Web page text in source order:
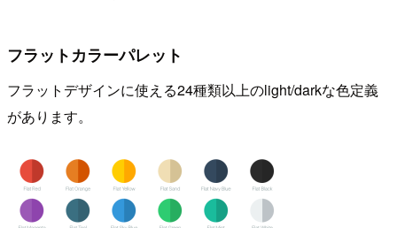
フラットカラーパレット
フラットデザインに使える24種類以上のlight/darkな色定義
があります。